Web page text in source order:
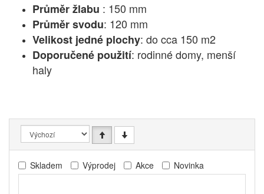
Průměr žlabu : 150 mm
Průměr svodu: 120 mm
Velikost jedné plochy: do cca 150 m2
Doporučené použití: rodinné domy, menší
haly
Skladem Výprodej Akce Novinka